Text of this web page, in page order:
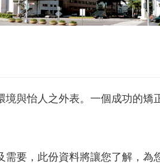
與怡人之外表。一個成功的矯
要，此份資料將讓您了解，為